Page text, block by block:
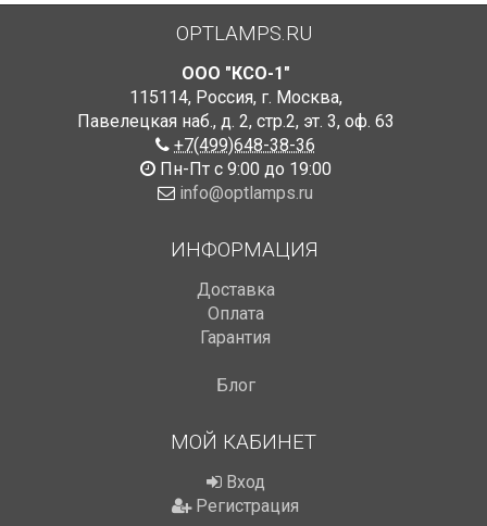
OPTLAMPS.RU
ООО "КСО-1"
115114, Россия, г. Москва,
Павелецкая наб., д. 2, стр.2, эт. 3, оф. 63
+7(499)648-38-36
Пн-Пт с 9:00 до 19:00
info@optlamps.ru
ИНФОРМАЦИЯ
Доставка
Оплата
Гарантия
Блог
МОЙ КАБИНЕТ
Вход
Регистрация